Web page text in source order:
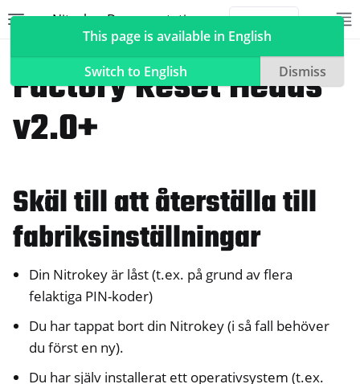
Nitrokey Documentation
navigation of Ubuntu
navigation of QubesOS
Factory Reset Heads
v2.0+
Skäl till att återställa till
fabriksinställningar
Din Nitrokey är låst (t.ex. på grund av flera
felaktiga PIN-koder)
Du har tappat bort din Nitrokey (i så fall behöver
du först en ny).
Du har själv installerat ett operativsystem (t.ex.
This page is available in English
Switch to English
Dismiss